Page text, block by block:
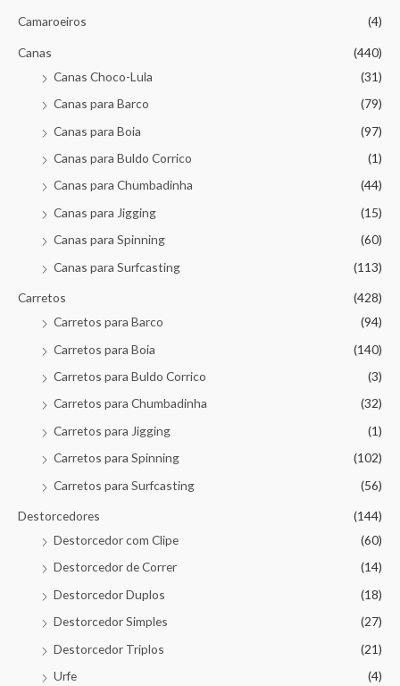
Camaroeiros (4)
Canas
(440)
Canas Choco-Lula
(31)
Canas para Barco
(79)
Canas para Boia
(97)
Canas para Buldo Corrico
(1)
Canas para Chumbadinha
(44)
Canas para Jigging
(15)
Canas para Spinning
(60)
Canas para Surfcasting
(113)
Carretos
(428)
Carretos para Barco
(94)
Carretos para Boia
(140)
Carretos para Buldo Corrico
(3)
Carretos para Chumbadinha
(32)
Carretos para Jigging
(1)
Carretos para Spinning
(102)
Carretos para Surfcasting
(56)
Destorcedores
(144)
Destorcedor com Clipe
(60)
Destorcedor de Correr
(14)
Destorcedor Duplos
(18)
Destorcedor Simples
(27)
Destorcedor Triplos
(21)
Urfe
(4)